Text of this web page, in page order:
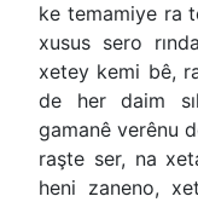
ke temamiye ra
xusus sero
xetey kemi bê,
de her daim
gamanê verênu
raşte ser, na
heni zaneno,